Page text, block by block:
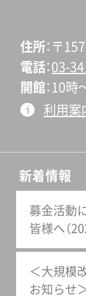
住所 〒
電話 03-
開館 10時
利用案
新着情報
募金活動
皆様へ（
＜大規模
お知らせ